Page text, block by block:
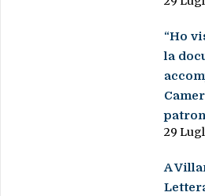
“Ho
la
29
A